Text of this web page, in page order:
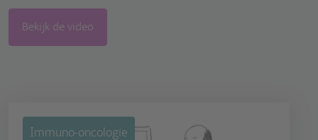
Bekijk de video
Immuno-oncologie